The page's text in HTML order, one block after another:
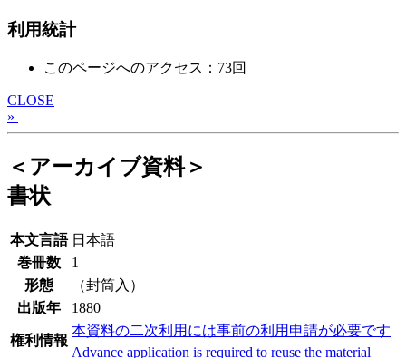
利用統計
このページへのアクセス：73回
CLOSE
»
＜アーカイブ資料＞
書状
本文言語 日本語
巻冊数
1
形態
（封筒入）
出版年
1880
権利情報
本資料の二次利用には事前の利用申請が必要です
Advance application is required to reuse the material